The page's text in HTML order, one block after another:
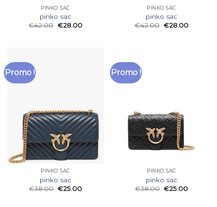
PINKO SAC
pinko sac
€42.00 €28.00
PINKO SAC
pinko sac
€42.00 €28.00
Promo !
PINKO SAC
pinko sac
€38.00 €25.00
Promo !
PINKO SAC
pinko sac
€38.00 €25.00